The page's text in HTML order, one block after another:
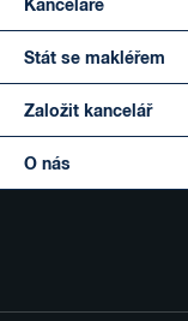
Kanceláře
Stát se makléřem
Založit kancelář
O nás